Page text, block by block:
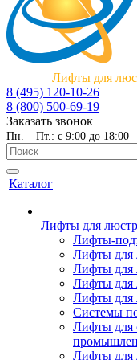
Лифты для
8 (495) 120-10-26
8 (800) 500-69-19
Заказать звонок
Пн. – Пт.: с 9:00 до 18:00
Каталог
Лифты для люстр
Лифты-
Лифты для
Лифты для
Лифты для
Лифты для
Системы
Лифты для
Лифты для